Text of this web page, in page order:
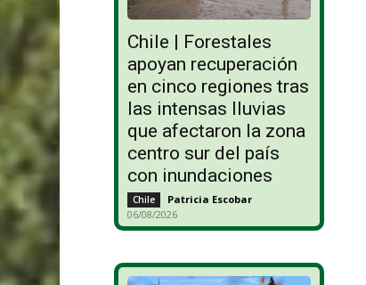
Chile | Forestales
apoyan recuperación
en cinco regiones tras
las intensas lluvias
que afectaron la zona
centro sur del país
con inundaciones
Chile Patricia Escobar -
06/08/2026